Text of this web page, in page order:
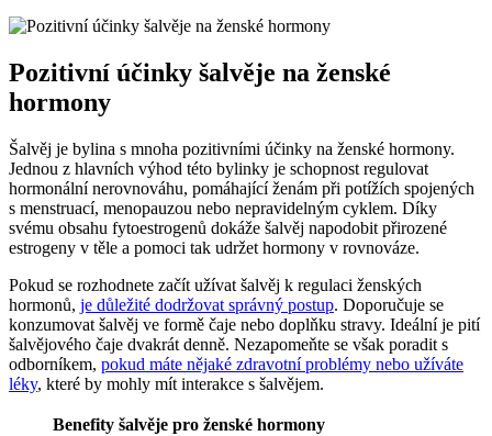
Pozitivní účinky šalvěje na ženské
hormony
Šalvěj je bylina s mnoha pozitivními účinky na ženské hormony.
Jednou z hlavních výhod této bylinky je schopnost regulovat
hormonální nerovnováhu, pomáhající ženám při potížích spojených
s menstruací, menopauzou nebo nepravidelným cyklem. Díky
svému obsahu fytoestrogenů dokáže šalvěj napodobit přirozené
estrogeny v těle a pomoci tak udržet hormony v rovnováze.
Pokud se rozhodnete začít užívat šalvěj k regulaci ženských
hormonů, je důležité dodržovat správný postup. Doporučuje se
konzumovat šalvěj ve formě čaje nebo doplňku stravy. Ideální je pití
šalvějového čaje dvakrát denně. Nezapomeňte se však poradit s
odborníkem, pokud máte nějaké zdravotní problémy nebo užíváte
léky, které by mohly mít interakce s šalvějem.
Benefity šalvěje pro ženské hormony